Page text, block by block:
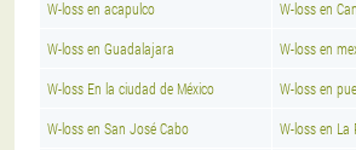
W-loss en acapulco W-loss en
W-loss en Guadalajara W-loss en
W-loss En la ciudad de México W-loss en
W-loss en San José Cabo W-loss en La